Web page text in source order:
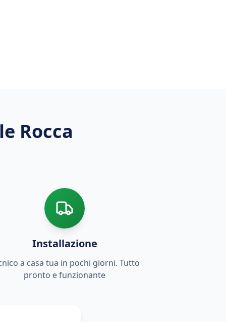
Rocca
Installazione
a casa tua in pochi giorni. Tutto
pronto e funzionante